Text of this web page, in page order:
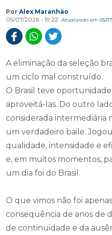
Por Alex Maranhão
05/07/2026 - 19:22
Atualizado em 05/07/
A eliminação da seleção
um ciclo mal construído.
O Brasil teve
aproveitá-las. Do outro
considerada intermediária
um verdadeiro baile.
qualidade, intensidade e
e, em muitos momentos,
um dia foi do Brasil.
O que vimos não foi
consequência de anos de
de continuidade e da